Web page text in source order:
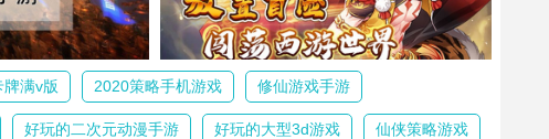
牌满v版 2020策略手机游戏 修仙游戏手游
好玩的二次元动漫手游 好玩的大型3d游戏 仙侠策略游戏